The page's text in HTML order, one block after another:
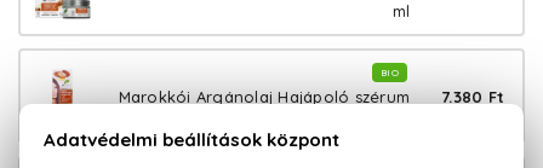
ml
BIO
Marokkói Argánolaj Hajápoló szérum
7.380 Ft